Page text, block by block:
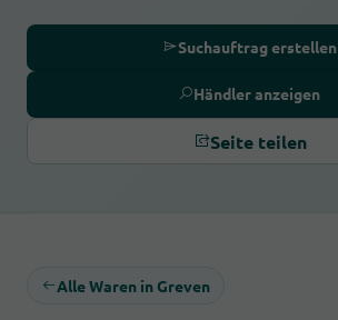
Suchauftrag erstellen
Händler anzeigen
Seite teilen
Alle Waren in Greven